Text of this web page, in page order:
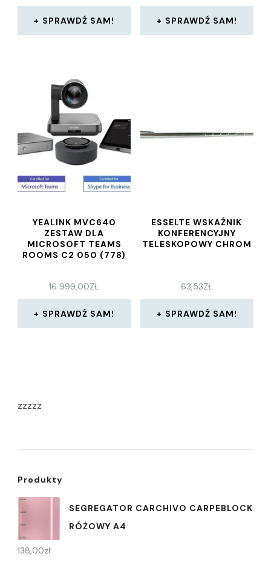
SPRAWDŹ SAM! SPRAWDŹ SAM!
YEALINK MVC640
ZESTAW DLA
MICROSOFT TEAMS
ROOMS C2 050 (778)
16 999,00ZŁ
SPRAWDŹ SAM!
ESSELTE WSKAŹNIK
KONFERENCYJNY
TELESKOPOWY CHROM
63,53ZŁ
SPRAWDŹ SAM!
zzzzz
Produkty
SEGREGATOR CARCHIVO CARPEBLOCK
RÓŻOWY A4
138,00zł